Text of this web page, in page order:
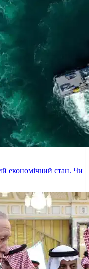
економічний стан. Чи